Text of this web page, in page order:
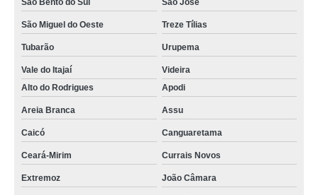
São Bento do Sul São José
São Miguel do Oeste Treze Tílias
Tubarão Urupema
Vale do Itajaí
Videira
Alto do Rodrigues
Apodi
Areia Branca Assu
Caicó Canguaretama
Ceará-Mirim Currais Novos
Extremoz João Câmara